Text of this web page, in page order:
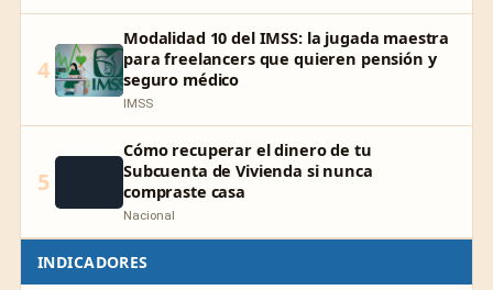
4
Modalidad 10 del IMSS: la jugada maestra
para freelancers que quieren pensión y
seguro médico
IMSS
5
Cómo recuperar el dinero de tu
Subcuenta de Vivienda si nunca
compraste casa
Nacional
INDICADORES